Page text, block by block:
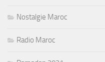
Nostalgie Maroc
Radio Maroc